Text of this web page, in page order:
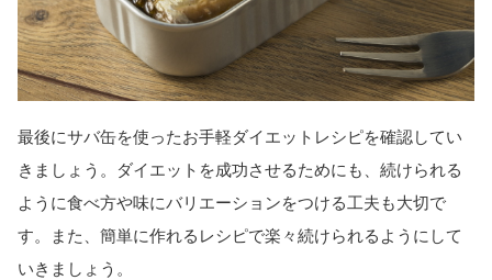
最後にサバ缶を使ったお手軽ダイエットレシピを確認してい
きましょう。ダイエットを成功させるためにも、続けられる
ように食べ方や味にバリエーションをつける工夫も大切で
す。また、簡単に作れるレシピで楽々続けられるようにして
いきましょう。